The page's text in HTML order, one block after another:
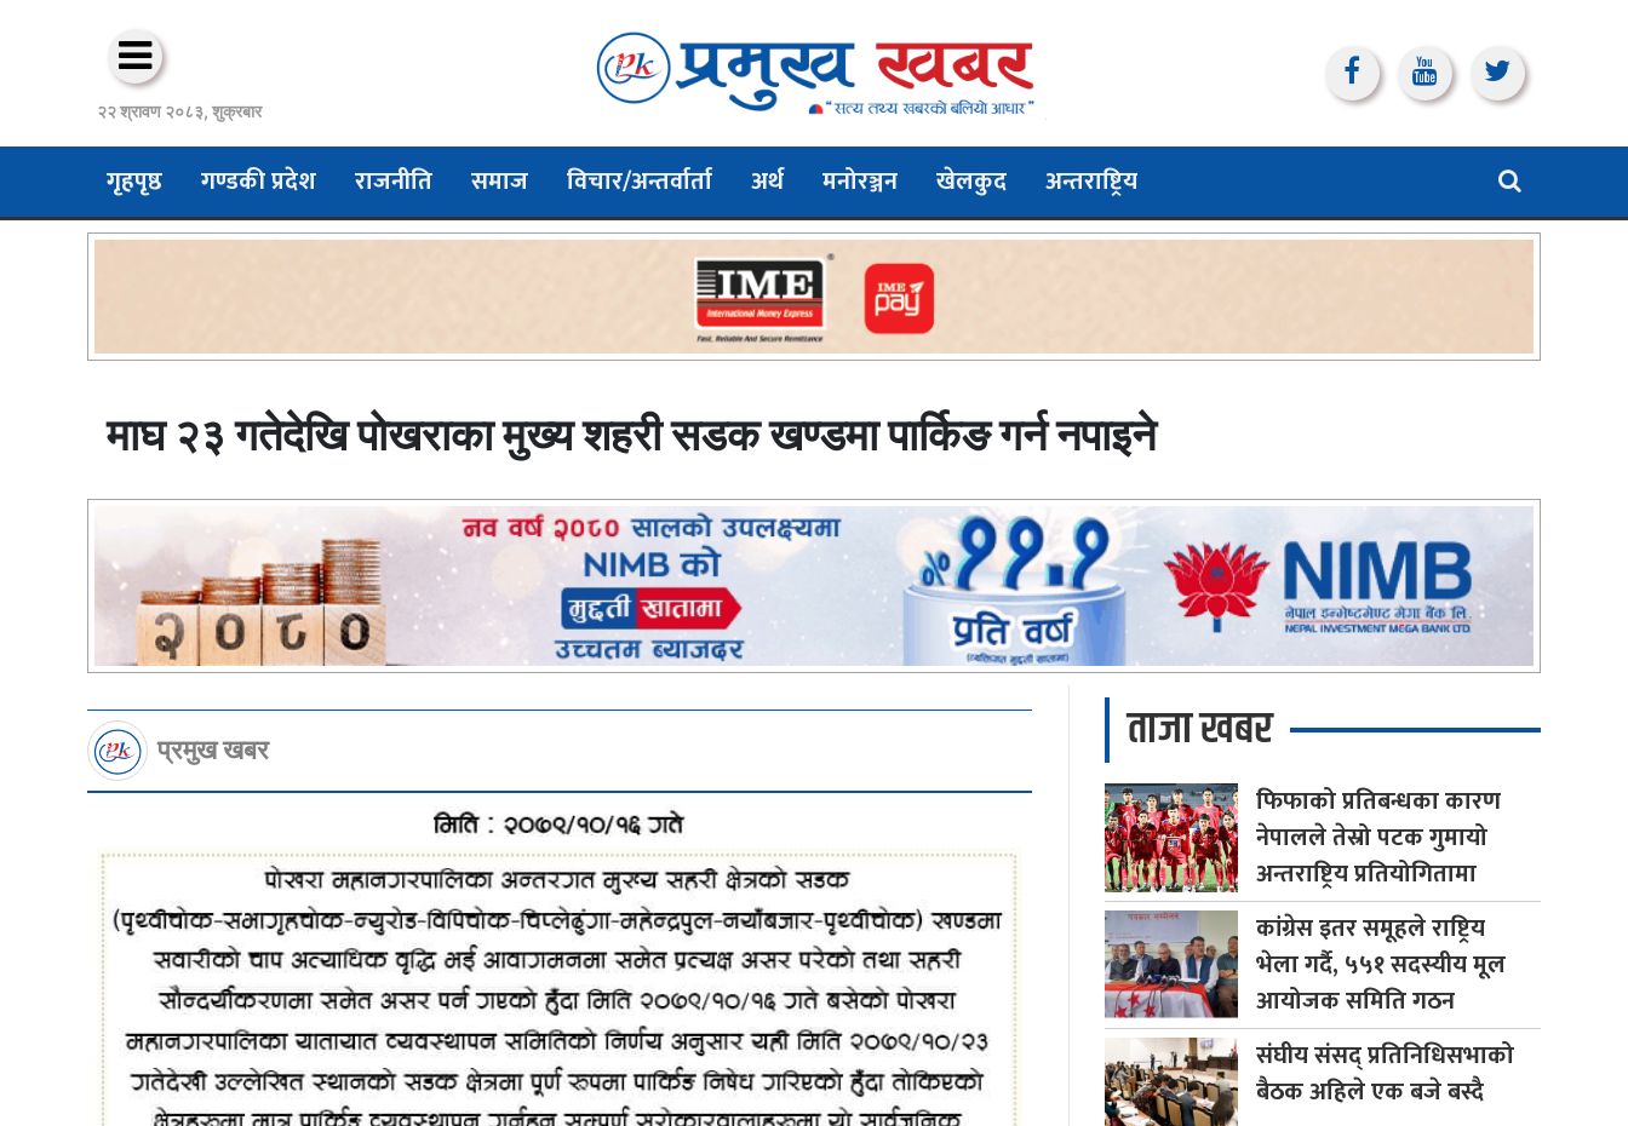
२२ श्रावण २०८३, शुक्रबार
गृहपृष्ठ गण्डकी प्रदेश राजनीति समाज विचार/अन्तर्वार्ता अर्थ मनोरञ्जन खेलकुद अन्तराष्ट्रिय
माघ २३ गतेदेखि पोखराका मुख्य शहरी सडक खण्डमा पार्किङ गर्न नपाइने
प्रमुख खबर ताजा खबर
फिफाकोप्रतिबन्धका कारण
नेपालले तेस्रो पटक गुमायो
अन्तराष्ट्रिय प्रतियोगितामा
कांग्रेसइतर समूहले राष्ट्रिय
भेला गर्दै, ५५१ सदस्यीय मूल
आयोजक समिति गठन
संघीयसंसद् प्रतिनिधिसभाको
बैठक अहिले एक बजे बस्दै